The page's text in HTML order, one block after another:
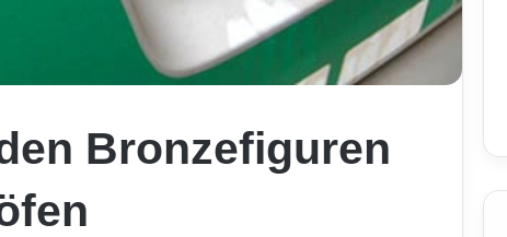
Bronzefiguren